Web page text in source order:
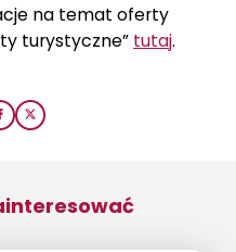
na temat oferty
turystyczne” tutaj.